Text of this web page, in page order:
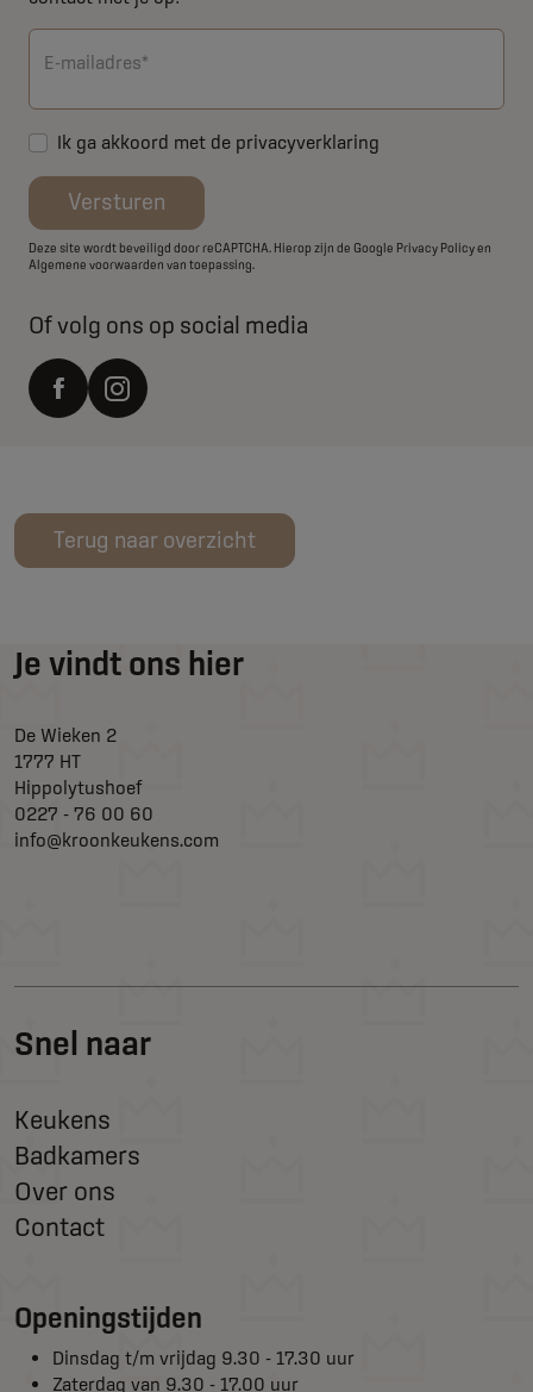
E-mailadres*
Ik ga akkoord met de privacyverklaring
Versturen
Deze site wordt beveiligd door reCAPTCHA. Hierop zijn de Google Privacy Policyen
Algemene voorwaarden van toepassing.
Of volg ons op social media
Terug naar overzicht
Snel naar
Keukens
Badkamers
Over ons
Contact
Je vindt ons hier
De Wieken 2
1777 HT
Hippolytushoef
0227 - 76 00 60
info@kroonkeukens.com
Openingstijden
Dinsdag t/m vrijdag 9.30 - 17.30 uur
Zaterdag van 9.30 - 17.00 uur